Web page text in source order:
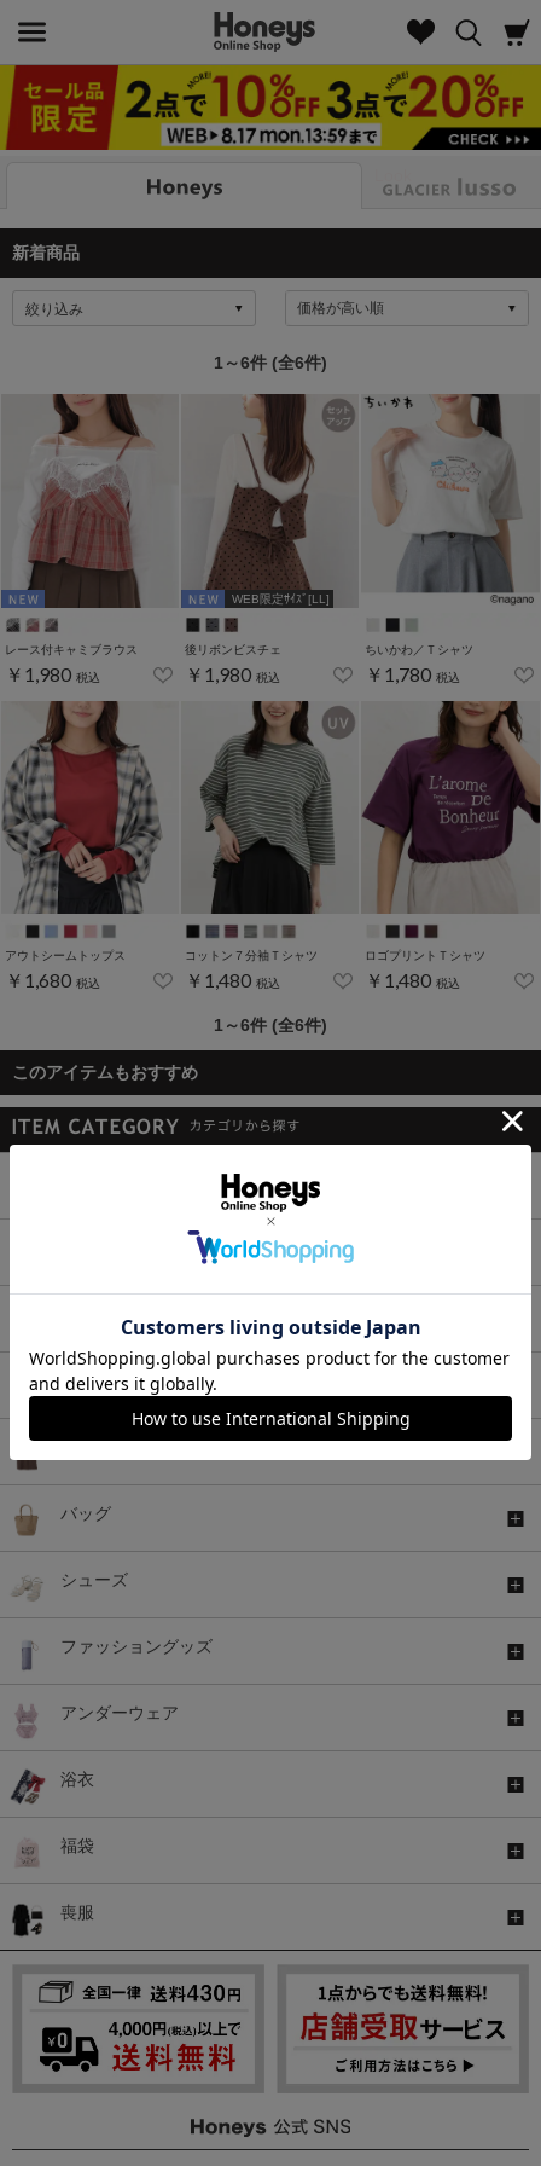
新着商品
絞り込み
1～6件 (全6件)
レース付キャミブラウス
￥1,980 税込
WEB限定ｻｲｽﾞ[LL]
後リボンビスチェ
￥1,980 税込
ちいかわ／Ｔシャツ
￥1,780 税込
アウトシームトップス
￥1,680 税込
コットン７分袖Ｔシャツ
￥1,480 税込
ロゴプリントＴシャツ
￥1,480 税込
1～6件 (全6件)
このアイテムもおすすめ
セットアップ
アウター
バッグ
シューズ
ファッショングッズ
アンダーウェア
浴衣
福袋
喪服